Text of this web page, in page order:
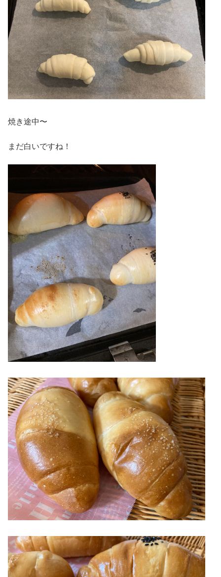
焼き途中〜
まだ白いですね！